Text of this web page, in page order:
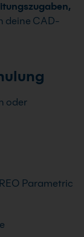
deine CAD-
oder
Parametric